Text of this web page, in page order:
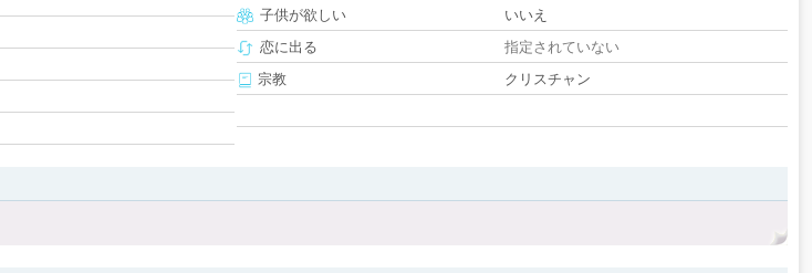
子供が欲しい
いいえ
恋に出る
指定されていない
宗教
クリスチャン